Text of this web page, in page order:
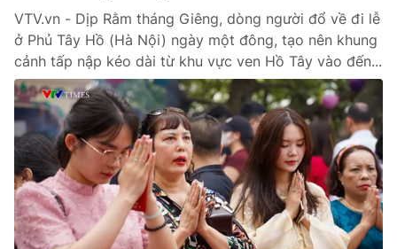
Xã hội
Pháp luật
Y tế
Thế giới
Tin tức
Kinh tế
VTV.vn - Dịp Rằm tháng Giêng, dòng người đổ về đi lễ
ở Phủ Tây Hồ (Hà Nội) ngày một đông, tạo nên khung
cảnh tấp nập kéo dài từ khu vực ven Hồ Tây vào đến...